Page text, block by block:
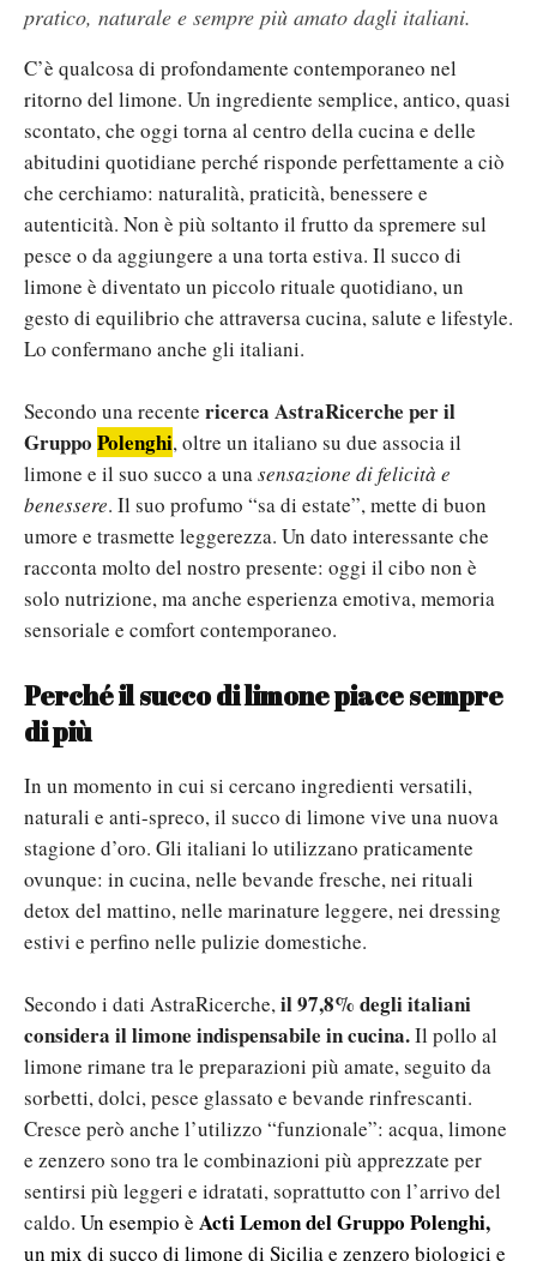
pratico, naturale e sempre più amato dagli italiani.
C’è qualcosa di profondamente contemporaneo nel
ritorno del limone. Un ingrediente semplice, antico, quasi
scontato, che oggi torna al centro della cucina e delle
abitudini quotidiane perché risponde perfettamente a ciò
che cerchiamo: naturalità, praticità, benessere e
autenticità. Non è più soltanto il frutto da spremere sul
pesce o da aggiungere a una torta estiva. Il succo di
limone è diventato un piccolo rituale quotidiano, un
gesto di equilibrio che attraversa cucina, salute e lifestyle.
Lo confermano anche gli italiani.
Secondo una recente ricerca AstraRicerche per il
Gruppo Polenghi, oltre un italiano su due associa il
limone e il suo succo a unasensazione di felicità e
benessere. Il suo profumo “sa di estate”, mette di buon
umore e trasmette leggerezza. Un dato interessante che
racconta molto del nostro presente: oggi il cibo non è
solo nutrizione, ma anche esperienza emotiva, memoria
sensoriale e comfort contemporaneo.
Perché il succo di limone piace sempre
di più
In un momento in cui si cercano ingredienti versatili,
naturali e anti-spreco, il succo di limone vive una nuova
stagione d’oro. Gli italiani lo utilizzano praticamente
ovunque: in cucina, nelle bevande fresche, nei rituali
detox del mattino, nelle marinature leggere, nei dressing
estivi e perfino nelle pulizie domestiche.
Secondo i dati AstraRicerche,il 97,8% degli italiani
considera il limone indispensabile in cucina.Il pollo al
limone rimane tra le preparazioni più amate, seguito da
sorbetti, dolci, pesce glassato e bevande rinfrescanti.
Cresce però anche l’utilizzo “funzionale”: acqua, limone
e zenzero sono tra le combinazioni più apprezzate per
sentirsi più leggeri e idratati, soprattutto con l’arrivo del
caldo. Un esempio è Acti Lemon del Gruppo Polenghi,
un mix di succo di limone di Sicilia e zenzero biologici e